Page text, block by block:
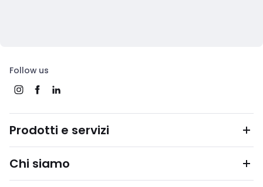
Follow us
Prodotti e servizi
Chi siamo